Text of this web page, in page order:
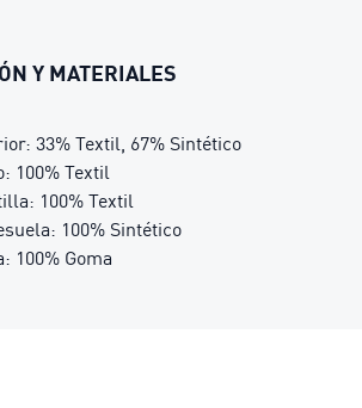
Y MATERIALES
33% Textil, 67% Sintético
100% Textil
100% Textil
100% Sintético
100% Goma